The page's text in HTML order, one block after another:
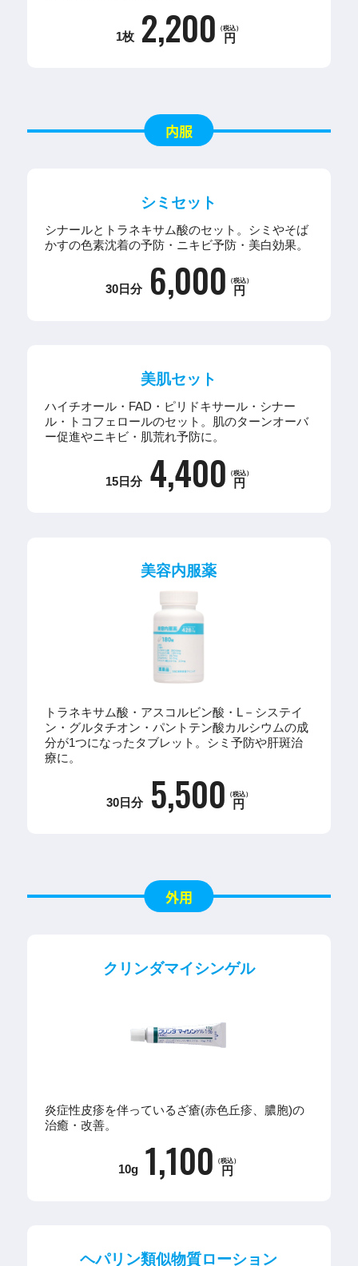
1枚 2,200 （税込）
円
内服
シミセット
シナールとトラネキサム酸のセット。シミやそば
かすの色素沈着の予防・ニキビ予防・美白効果。
30日分 6,000 （税込）
円
美肌セット
ハイチオール・FAD・ピリドキサール・シナー
ル・トコフェロールのセット。肌のターンオーバ
ー促進やニキビ・肌荒れ予防に。
15日分 4,400 （税込）
円
美容内服薬
トラネキサム酸・アスコルビン酸・L－システイ
ン・グルタチオン・パントテン酸カルシウムの成
分が1つになったタブレット。シミ予防や肝斑治
療に。
30日分 5,500 （税込）
円
外用
クリンダマイシンゲル
炎症性皮疹を伴っているざ瘡(赤色丘疹、膿胞)の
治癒・改善。
10g 1,100 （税込）
円
ヘパリン類似物質ローション